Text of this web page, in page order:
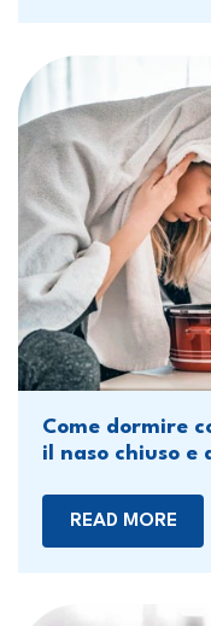
Come dormire
il naso chiuso e
READ MORE